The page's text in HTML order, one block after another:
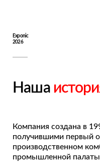
Exponic
2026
Наша
Компания создана в
получившими первый
производственном
промышленной